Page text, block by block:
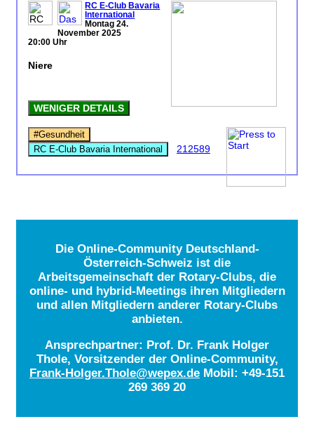
RC E-Club Bavaria
International
Montag 24.
November 2025
20:00 Uhr
Niere
WENIGER DETAILS
#Gesundheit
RC E-Club Bavaria International
212589
Die Online-Community Deutschland-
Österreich-Schweiz ist die
Arbeitsgemeinschaft der Rotary-Clubs, die
online- und hybrid-Meetings ihren Mitgliedern
und allen Mitgliedern anderer Rotary-Clubs
anbieten.
Ansprechpartner: Prof. Dr. Frank Holger
Thole, Vorsitzender der Online-Community,
Frank-Holger.Thole@wepex.de Mobil: +49-151
269 369 20